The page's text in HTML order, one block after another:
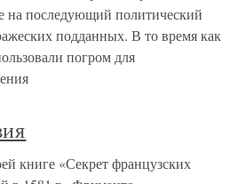
на последующий политический
подданных. В то время как
погром для
книге «Секрет французских